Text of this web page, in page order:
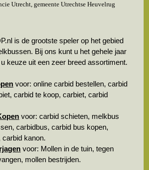
Utrecht, gemeente Utrechtse Heuvelrug
is de grootste speler op het gebied
Bij ons kunt u het gehele jaar
keuze uit een zeer breed assortiment.
voor: online carbid bestellen, carbid
carbid te koop, carbiet, carbid
voor: carbid schieten, melkbus
carbidbus, carbid bus kopen,
kanon.
voor: Mollen in de tuin, tegen
mollen bestrijden.